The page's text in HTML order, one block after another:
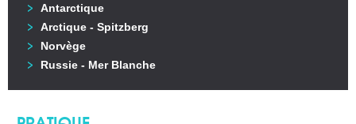
Antarctique
Arctique - Spitzberg
Norvège
Russie - Mer Blanche